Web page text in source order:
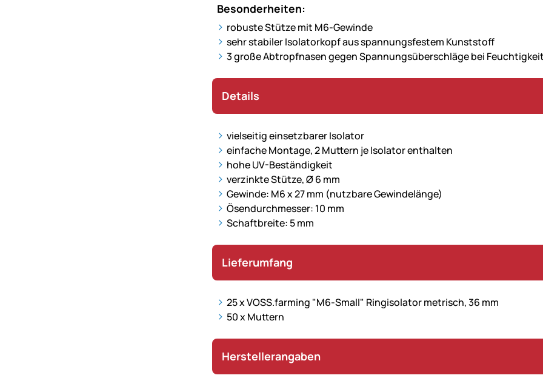
Besonderheiten:
robuste Stütze mit M6-Gewinde
sehr stabiler Isolatorkopf aus spannungsfestem Kunststoff
3 große Abtropfnasen gegen Spannungsüberschläge bei
Details
vielseitig einsetzbarer Isolator
einfache Montage, 2 Muttern je Isolator enthalten
hohe UV-Beständigkeit
verzinkte Stütze, Ø 6 mm
Gewinde: M6 x 27 mm (nutzbare Gewindelänge)
Ösendurchmesser: 10 mm
Schaftbreite: 5 mm
Lieferumfang
25 x VOSS.farming "M6-Small" Ringisolator metrisch, 36 mm
50 x Muttern
Herstellerangaben